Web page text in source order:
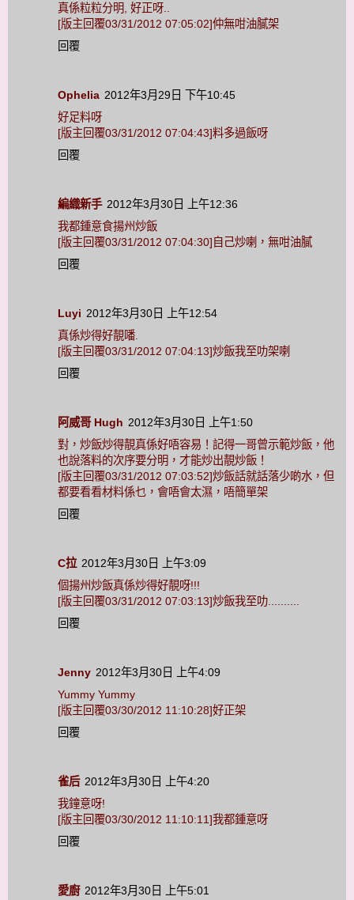
真係粒粒分明, 好正呀..
[版主回覆03/31/2012 07:05:02]仲無咁油膩架
回覆
Ophelia 2012年3月29日 下午10:45
好足料呀
[版主回覆03/31/2012 07:04:43]料多過飯呀
回覆
編織新手 2012年3月30日 上午12:36
我都鍾意食揚州炒飯
[版主回覆03/31/2012 07:04:30]自己炒喇，無咁油膩
回覆
Luyi 2012年3月30日 上午12:54
真係炒得好靚噃.
[版主回覆03/31/2012 07:04:13]炒飯我至叻架喇
回覆
阿威哥 Hugh 2012年3月30日 上午1:50
對，炒飯炒得靚真係好唔容易！記得一哥曾示範炒飯，他
也說落料的次序要分明，才能炒出靚炒飯！
[版主回覆03/31/2012 07:03:52]炒飯話就話落少啲水，但
都要看看材料係乜，會唔會太濕，唔簡單架
回覆
C拉 2012年3月30日 上午3:09
個揚州炒飯真係炒得好靚呀!!!
[版主回覆03/31/2012 07:03:13]炒飯我至叻..........
回覆
Jenny 2012年3月30日 上午4:09
Yummy Yummy
[版主回覆03/30/2012 11:10:28]好正架
回覆
雀后 2012年3月30日 上午4:20
我鐘意呀!
[版主回覆03/30/2012 11:10:11]我都鍾意呀
回覆
愛廚 2012年3月30日 上午5:01